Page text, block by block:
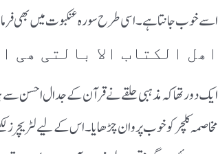
اسے خوب جانتا ہے۔اسی طرح سورہ عنکبوت میں بھی
اھل الکتاب الا بالتی ھی
ایک دور تھا کہ مذہبی حلقے نے قرآن کے جدال احسن سے
مخاصمہ کلچر کو خوب پروان چڑھایا۔اس کے لیے لٹریچرز